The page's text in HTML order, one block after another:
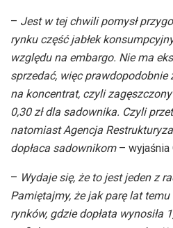
– Jest w tej chwili pomysł
rynku część jabłek
względu na embargo. Nie ma
sprzedać, więc prawdopodobnie
na koncentrat, czyli
0,30 zł dla sadownika. Czyli
natomiast Agencja
dopłaca sadownikom– wyjaśnia
– Wydaje się, że to jest jeden z
Pamiętajmy, że jak parę lat
rynków, gdzie dopłata wynosiła